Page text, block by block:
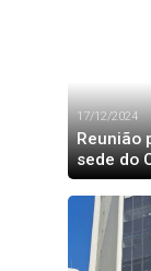
17/12/2024
Reunião
sede do